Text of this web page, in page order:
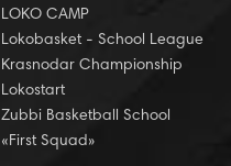
LOKO CAMP
Lokobasket - School League
Krasnodar Championship
Lokostart
Zubbi Basketball School
«First Squad»